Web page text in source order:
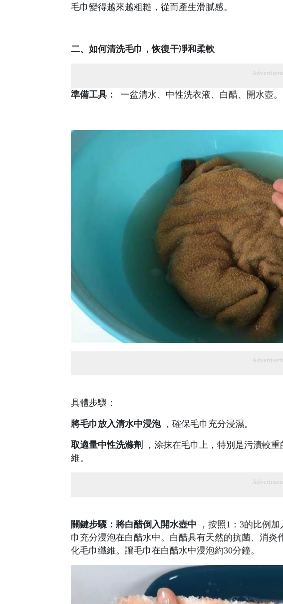
毛巾變得越來越粗糙，從而產生滑膩感。
二、如何清洗毛巾，恢復干凈和柔軟
準備工具： 一盆清水、中性洗衣液、白醋、開水壺。
具體步驟：
將毛巾放入清水中浸泡，確保毛巾充分浸濕。
取適量中性洗滌劑
，涂抹在毛巾上，特別是污漬較
維。
關鍵步驟：將白醋倒入開水壺中 ，按照1：3的比例
巾充分浸泡在白醋水中。白醋具有天然的抗菌、消
化毛巾纖維。讓毛巾在白醋水中浸泡約30分鐘。